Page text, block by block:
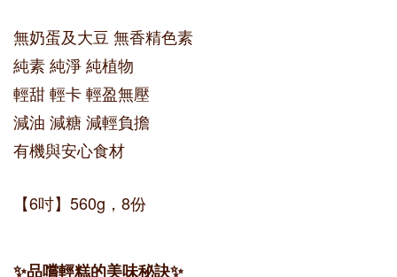
無奶蛋及大豆 無香精色素
純素 純淨 純植物
輕甜 輕卡 輕盈無壓
減油 減糖 減輕負擔
有機與安心食材
【6吋】560g，8份
✨品嚐輕糕的美味秘訣✨